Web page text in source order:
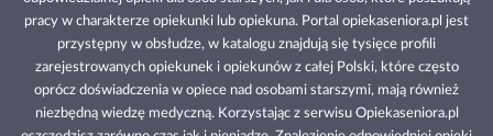
pracy w charakterze opiekunki lub opiekuna. Portal opiekaseniora.pl jest
przystępny w obsłudze, w katalogu znajdują się tysięce profili
zarejestrowanych opiekunek i opiekunów z całej Polski, które często
oprócz doświadczenia w opiece nad osobami starszymi, mają również
niezbędną wiedzę medyczną. Korzystając z serwisu Opiekaseniora.pl